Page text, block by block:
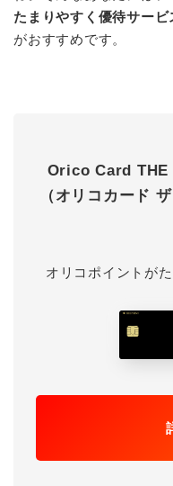
たまりやすく優待サー
がおすすめです。
Orico Card THE
（オリコカード
オリコポイントが